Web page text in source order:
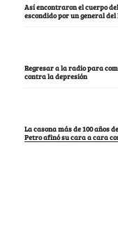
Así encontraron el cuerpo
escondido por un general del
Regresar a la radio para
contra la depresión
La casona más de 100 años
Petro afinó su cara a cara